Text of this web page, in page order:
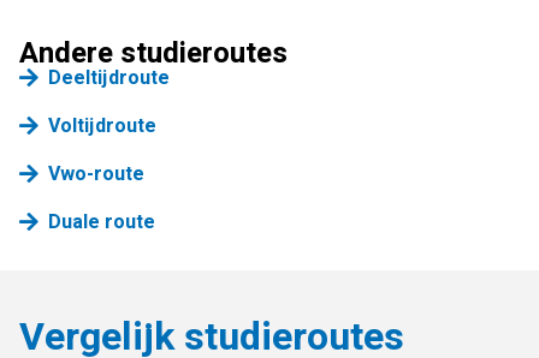
Andere studieroutes
Deeltijdroute
Voltijdroute
Vwo-route
Duale route
Vergelijk studieroutes